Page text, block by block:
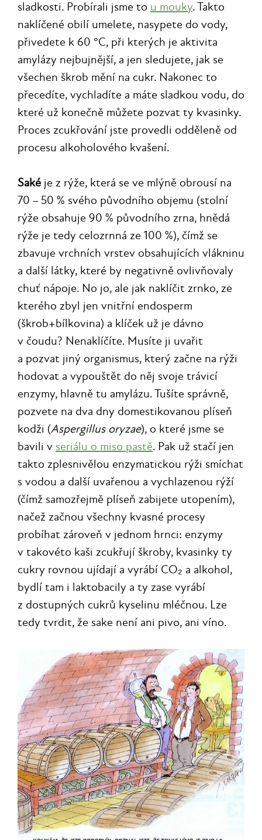
sladkosti. Probírali jsme to u mouky. Takto
naklíčené obilí umelete, nasypete do vody,
přivedete k 60 °C, při kterých je aktivita
amylázy nejbujnější, a jen sledujete, jak se
všechen škrob mění na cukr. Nakonec to
přecedíte, vychladíte a máte sladkou vodu, do
které už konečně můžete pozvat ty kvasinky.
Proces zcukřování jste provedli odděleně od
procesu alkoholového kvašení.
Saké je z rýže, která se ve mlýně obrousí na
70 – 50 % svého původního objemu (stolní
rýže obsahuje 90 % původního zrna, hnědá
rýže je tedy celozrnná ze 100 %), čímž se
zbavuje vrchních vrstev obsahujících vlákninu
a další látky, které by negativně ovlivňovaly
chuť nápoje. No jo, ale jak naklíčit zrnko, ze
kterého zbyl jen vnitřní endosperm
(škrob+bílkovina) a klíček už je dávno
v čoudu? Nenaklíčíte. Musíte ji uvařit
a pozvat jiný organismus, který začne na rýži
hodovat a vypouštět do něj svoje trávicí
enzymy, hlavně tu amylázu. Tušíte správně,
pozvete na dva dny domestikovanou plíseň
kodži (Aspergillus oryzae), o které jsme se
bavili v seriálu o miso pastě. Pak už stačí jen
takto zplesnivělou enzymatickou rýži smíchat
s vodou a další uvařenou a vychlazenou rýží
(čímž samozřejmě plíseň zabijete utopením),
načež začnou všechny kvasné procesy
probíhat zároveň v jednom hrnci: enzymy
v takovéto kaši zcukřují škroby, kvasinky ty
cukry rovnou ujídají a vyrábí CO₂ a alkohol,
bydlí tam i laktobacily a ty zase vyrábí
z dostupných cukrů kyselinu mléčnou. Lze
tedy tvrdit, že sake není ani pivo, ani víno.